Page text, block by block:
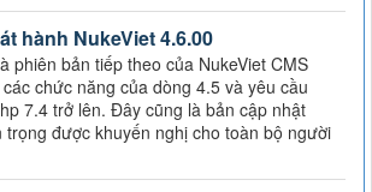
hành NukeViet 4.6.00
phiên bản tiếp theo của NukeViet CMS
chức năng của dòng 4.5 và yêu cầu
7.4 trở lên. Đây cũng là bản cập nhật
trọng được khuyến nghị cho toàn bộ người